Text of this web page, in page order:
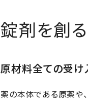
錠剤を創
原材料全ての受け
薬の本体である原薬や